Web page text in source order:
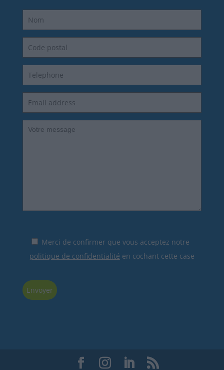
Merci de confirmer que vous acceptez notre
politique de confidentialité en cochant cette case